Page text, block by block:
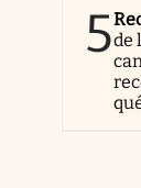
5de